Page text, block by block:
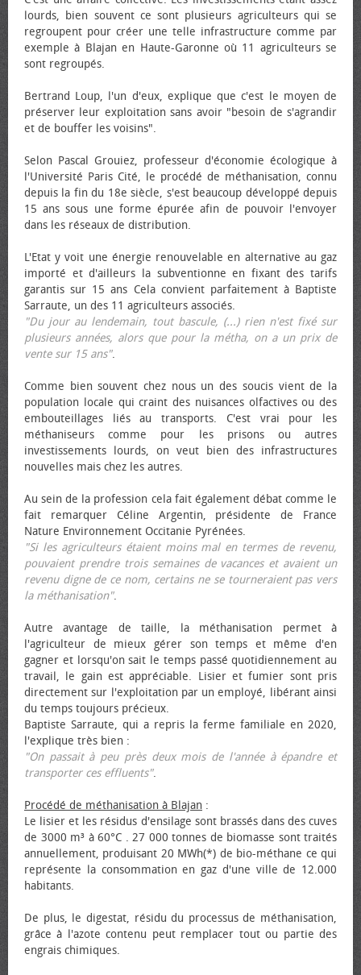
lourds, bien souvent ce sont plusieurs agriculteurs qui se
regroupent pour créer une telle infrastructure comme par
exemple à Blajan en Haute-Garonne où 11 agriculteurs se
sont regroupés.
Bertrand Loup, l'un d'eux, explique que c'est le moyen de
préserver leur exploitation sans avoir "besoin de s'agrandir
et de bouffer les voisins".
Selon Pascal Grouiez, professeur d'économie écologique à
l'Université Paris Cité, le procédé de méthanisation, connu
depuis la fin du 18e siècle, s'est beaucoup développé depuis
15 ans sous une forme épurée afin de pouvoir l'envoyer
dans les réseaux de distribution.
L'Etat y voit une énergie renouvelable en alternative au gaz
importé et d'ailleurs la subventionne en fixant des tarifs
garantis sur 15 ans Cela convient parfaitement à Baptiste
Sarraute, un des 11 agriculteurs associés.
"Du jour au lendemain, tout bascule, (...) rien n'est fixé sur
plusieurs années, alors que pour la métha, on a un prix de
vente sur 15 ans".
Comme bien souvent chez nous un des soucis vient de la
population locale qui craint des nuisances olfactives ou des
embouteillages liés au transports. C'est vrai pour les
méthaniseurs comme pour les prisons ou autres
investissements lourds, on veut bien des infrastructures
nouvelles mais chez les autres.
Au sein de la profession cela fait également débat comme le
fait remarquer Céline Argentin, présidente de France
Nature Environnement Occitanie Pyrénées.
"Si les agriculteurs étaient moins mal en termes de revenu,
pouvaient prendre trois semaines de vacances et avaient un
revenu digne de ce nom, certains ne se tourneraient pas vers
la méthanisation".
Autre avantage de taille, la méthanisation permet à
l'agriculteur de mieux gérer son temps et même d'en
gagner et lorsqu'on sait le temps passé quotidiennement au
travail, le gain est appréciable. Lisier et fumier sont pris
directement sur l'exploitation par un employé, libérant ainsi
du temps toujours précieux.
Baptiste Sarraute, qui a repris la ferme familiale en 2020,
l'explique très bien :
"On passait à peu près deux mois de l'année à épandre et
transporter ces effluents".
Procédé de méthanisation à Blajan :
Le lisier et les résidus d'ensilage sont brassés dans des cuves
de 3000 m³ à 60°C . 27 000 tonnes de biomasse sont traités
annuellement, produisant 20 MWh(*) de bio-méthane ce qui
représente la consommation en gaz d'une ville de 12.000
habitants.
De plus, le digestat, résidu du processus de méthanisation,
grâce à l'azote contenu peut remplacer tout ou partie des
engrais chimiques.